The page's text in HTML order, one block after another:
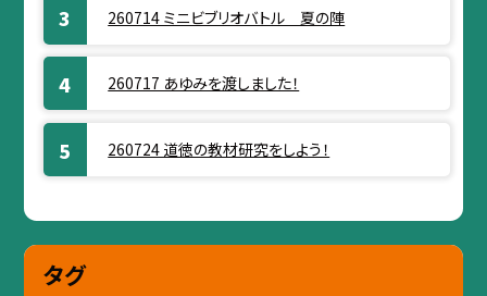
260714 ミニビブリオバトル 夏の陣
260717 あゆみを渡しました！
260724 道徳の教材研究をしよう！
タグ